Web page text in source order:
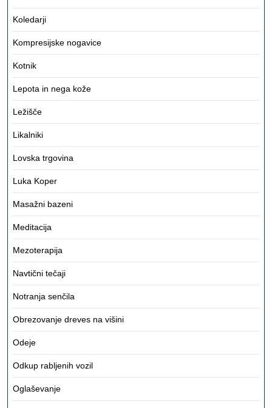
Koledarji
Kompresijske nogavice
Kotnik
Lepota in nega kože
Ležišče
Likalniki
Lovska trgovina
Luka Koper
Masažni bazeni
Meditacija
Mezoterapija
Navtični tečaji
Notranja senčila
Obrezovanje dreves na višini
Odeje
Odkup rabljenih vozil
Oglaševanje